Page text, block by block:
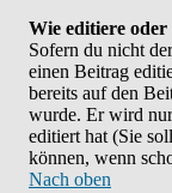
Wie editiere oder
Sofern du nicht
einen Beitrag
bereits auf den
wurde. Er wird
editiert hat (Sie
können, wenn
Nach oben